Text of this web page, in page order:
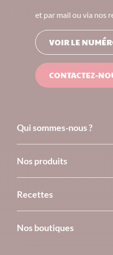
et par mail ou via nos
VOIR LE
CONTACTEZ-
Qui sommes-nous ?
Nos produits
Recettes
Nos boutiques